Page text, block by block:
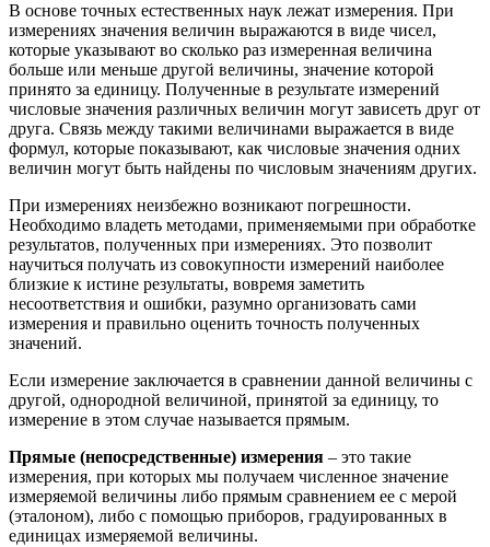
В основе точных естественных наук лежат измерения. При
измерениях значения величин выражаются в виде чисел,
которые указывают во сколько раз измеренная величина
больше или меньше другой величины, значение которой
принято за единицу. Полученные в результате измерений
числовые значения различных величин могут зависеть друг от
друга. Связь между такими величинами выражается в виде
формул, которые показывают, как числовые значения одних
величин могут быть найдены по числовым значениям других.
При измерениях неизбежно возникают погрешности.
Необходимо владеть методами, применяемыми при обработке
результатов, полученных при измерениях. Это позволит
научиться получать из совокупности измерений наиболее
близкие к истине результаты, вовремя заметить
несоответствия и ошибки, разумно организовать сами
измерения и правильно оценить точность полученных
значений.
Если измерение заключается в сравнении данной величины с
другой, однородной величиной, принятой за единицу, то
измерение в этом случае называется прямым.
Прямые (непосредственные) измерения – это такие
измерения, при которых мы получаем численное значение
измеряемой величины либо прямым сравнением ее с мерой
(эталоном), либо с помощью приборов, градуированных в
единицах измеряемой величины.